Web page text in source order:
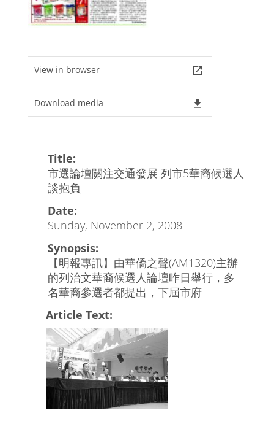
View in browser launch
Download media file_download
Title:
市選論壇關注交通發展 列市5華裔候選人
談抱負
Date:
Sunday, November 2, 2008
Synopsis:
【明報專訊】由華僑之聲(AM1320)主辦
的列治文華裔候選人論壇昨日舉行，多
名華裔參選者都提出，下屆市府
Article Text: